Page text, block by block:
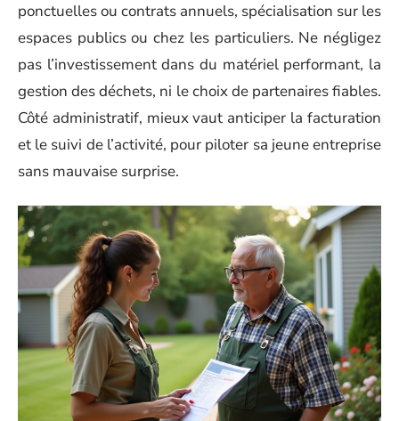
ponctuelles ou contrats annuels, spécialisation sur les
espaces publics ou chez les particuliers. Ne négligez
pas l’investissement dans du matériel performant, la
gestion des déchets, ni le choix de partenaires fiables.
Côté administratif, mieux vaut anticiper la facturation
et le suivi de l’activité, pour piloter sa jeune entreprise
sans mauvaise surprise.